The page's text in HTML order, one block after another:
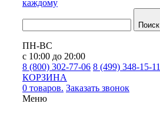
каждому
Поиск
ПН-ВС
с 10:00 до 20:00
8 (800) 302-77-06 8 (499) 348-15-11
КОРЗИНА
0 товаров. Заказать звонок
Меню